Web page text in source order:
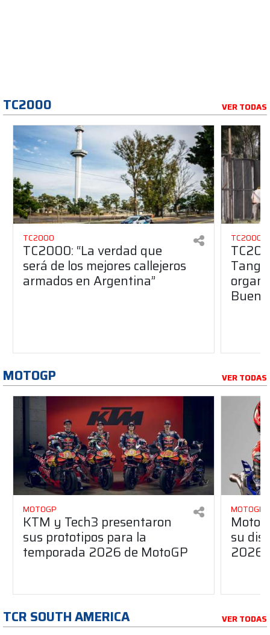
TC2000 VER TODAS
TC2000
TC2000: “La verdad que
será de los mejores callejeros
armados en Argentina”
TC2000
MOTOGP VER TODAS
MOTOGP
KTM y Tech3 presentaron
sus prototipos para la
temporada 2026 de MotoGP
MOTOGP
su
2026
TCR SOUTH AMERICA VER TODAS